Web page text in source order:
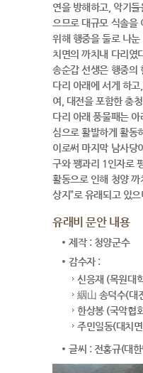
연을 방해하고, 악기
으므로 대규모 식솔을
위해 행중을 둘로 나
치면의 까치내 다리였
송순갑 선생은 행중의
다리 아래에 서게 하
여, 대전을 포함한 충
다리 아래 풍물패는
심으로 활발하게 활동
이로써 마지막 남사당
구와 꽹과리 1인자로
활동으로 인해 청양
상지”로 유래되고 있
유래비 문안 내용
제작 : 청양군수
감수자 :
신응재 (목원대
絪山 송덕수(대
한상봉 (국악협
주민일동(대치
글씨 : 전홍규(대